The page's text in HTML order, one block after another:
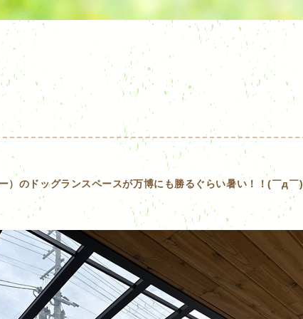
）のドッグランスペースが万博にも勝るぐらい暑い！！(￣д￣)